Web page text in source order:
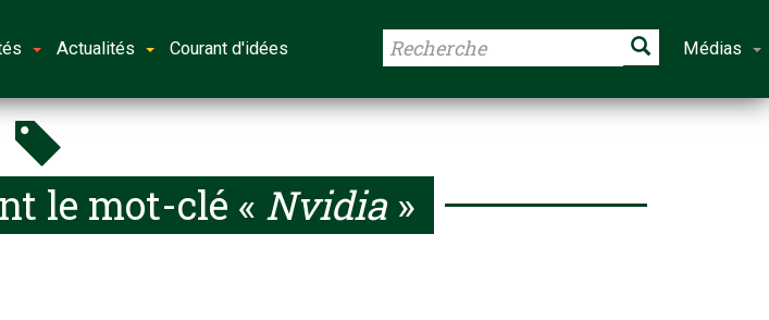
Actualités Courant d'idées Médias
le mot-clé « Nvidia »